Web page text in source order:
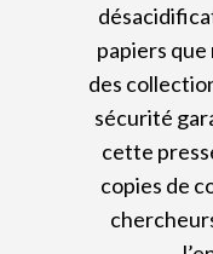
papiers
des
sécurité
cette
copies de